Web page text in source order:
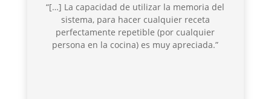
“[…] La capacidad de utilizar la memoria del
sistema, para hacer cualquier receta
perfectamente repetible (por cualquier
persona en la cocina) es muy apreciada.”